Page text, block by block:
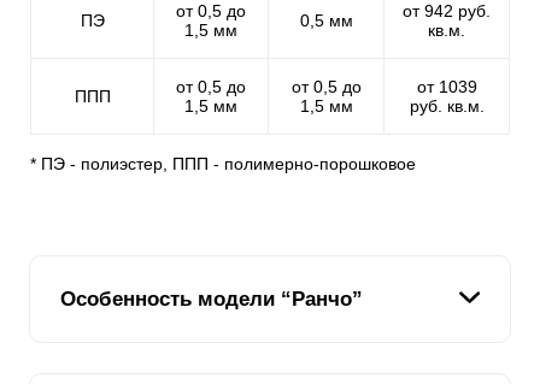
ПЭ
от 0,5 до
1,5 мм
0,5 мм
от 942 руб.
кв.м.
ППП
от 0,5 до
1,5 мм
от 0,5 до
1,5 мм
от 1039
руб. кв.м.
* ПЭ - полиэстер, ППП - полимерно-порошковое
Особенность модели “Ранчо”